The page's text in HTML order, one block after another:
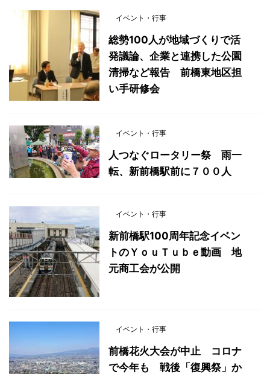
イベント・行事
総勢100人が地域づくりで活
発議論、企業と連携した公園
清掃など報告 前橋東地区担
い手研修会
イベント・行事
人つなぐロータリー祭 雨一
転、新前橋駅前に７００人
イベント・行事
新前橋駅100周年記念イベン
トのＹｏｕＴｕｂｅ動画 地
元商工会が公開
イベント・行事
前橋花火大会が中止 コロナ
で今年も 戦後「復興祭」か